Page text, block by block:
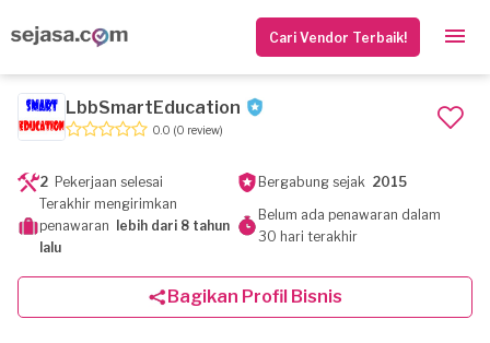
Cari Vendor Terbaik!
LbbSmartEducation
0.0 (0 review)
2 Pekerjaan selesai Bergabung sejak 2015
Terakhir mengirimkan
penawaran
lebih dari 8 tahun
lalu
Belum ada penawaran dalam
30 hari terakhir
Bagikan Profil Bisnis